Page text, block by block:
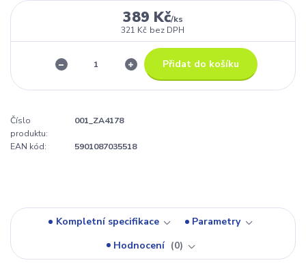
389 Kč/ks
321 Kč bez DPH
Přidat do košíku
Číslo
produktu:
001_ZA4178
EAN kód: 5901087035518
Kompletní specifikace
Parametry
Hodnocení
0